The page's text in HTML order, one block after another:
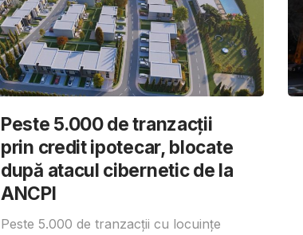
Peste 5.000 de tranzacții
prin credit ipotecar, blocate
după atacul cibernetic de la
ANCPI
Peste 5.000 de tranzacții cu locuințe